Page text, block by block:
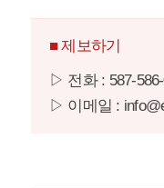
■ 제보하기
▷ 전화 : 587-
▷ 이메일 :